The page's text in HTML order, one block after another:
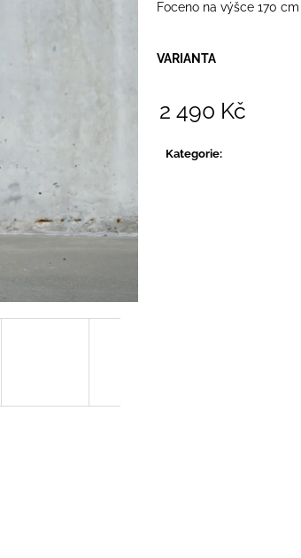
Foceno na výšce 170 cm
VARIANTA
2 490 Kč
cena:
Kategorie: